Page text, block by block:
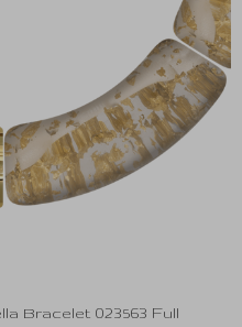
Bracelet 023563 Full